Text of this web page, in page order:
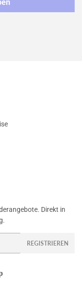
Direkt in
REGISTRIEREN